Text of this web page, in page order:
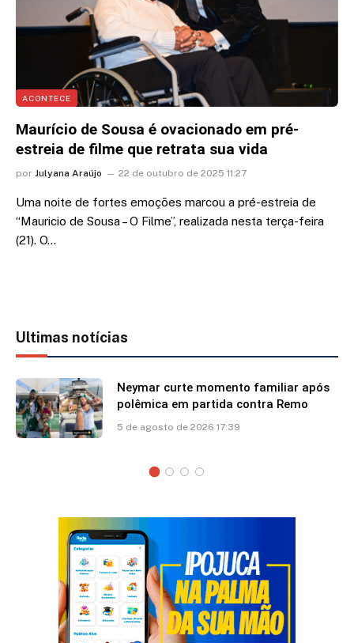
ACONTECE
Maurício de Sousa é ovacionado em pré-
estreia de filme que retrata sua vida
por Julyana Araújo 22 de outubro de 2025 11:27
Uma noite de fortes emoções marcou a pré-estreia de
“Mauricio de Sousa – O Filme”, realizada nesta terça-feira
(21). O…
Ultimas notícias
Neymar curte momento familiar após
polêmica em partida contra Remo
5 de agosto de 2026 17:39